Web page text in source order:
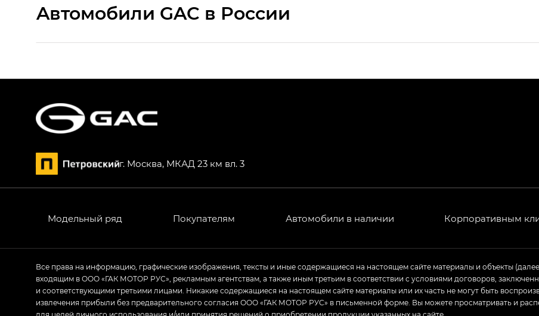
Aвтомобили GAC в России
HYPTEC HT — Хайптек Эйч Ти (HYPTEC HT) в комплектации Экс ПРЕМИУМ — EX PREMIUM
GS8 — Джи Эс 8 (GS8) в комплектациях Джи Эс 8 ТРЭВЕЛЛЕР — GS8 TRAVELLER, Джи Икс
GL
GS4 — Джи Эс 4 (GS4) в комплектациях Джи Би Передний привод — GB 2WD, Джи Би Полный
Empow — Эмпау (Empow) в комплектации Джи Эс — GS, Джи Эль с элементы экстерьера в
г. Москва, МКАД 23 км вл. 3
Модельный ряд Покупателям Автомобили в наличии Корпоративным
Все права на информацию, графические изображения, тексты и иные содержащиеся на настоящем сайте материалы и объекты
входящим в ООО «ГАК МОТОР РУС», рекламным агентствам, а также иным третьим в соответствии с условиями договоров,
и соответствующими третьими лицами. Никакие содержащиеся на настоящем сайте материалы или их часть не могут быть
извлечения прибыли без предварительного согласия ООО «ГАК МОТОР РУС» в письменной форме. Вы можете просматривать и